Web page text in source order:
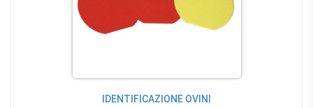
IDENTIFICAZIONE OVINI